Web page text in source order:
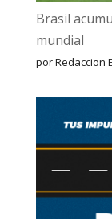
Brasil
mundial
por Redaccion